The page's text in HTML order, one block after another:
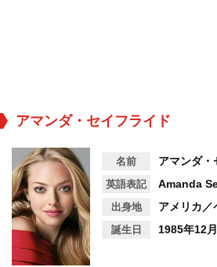
アマンダ・セイフライド
名前 アマンダ・
英語表記 Amanda
出身地 アメリカ／
誕生日 1985年12